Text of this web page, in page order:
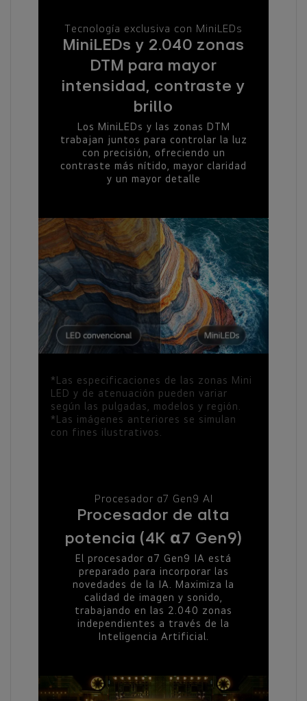
Tecnología exclusiva con MiniLEDs
MiniLEDs y 2.040 zonas
DTM para mayor
intensidad, contraste y
brillo
Los MiniLEDs y las zonas DTM
trabajan juntos para controlar la luz
con precisión, ofreciendo un
contraste más nítido, mayor claridad
y un mayor detalle
*Las especificaciones de las zonas Mini
LED y de atenuación pueden variar
según las pulgadas, modelos y región.
*Las imágenes anteriores se simulan
con fines ilustrativos.
Procesador α7 Gen9 AI
Procesador de alta
potencia (4K α7 Gen9)
El procesador α7 Gen9 IA está
preparado para incorporar las
novedades de la IA. Maximiza la
calidad de imagen y sonido,
trabajando en las 2.040 zonas
independientes a través de la
Inteligencia Artificial.